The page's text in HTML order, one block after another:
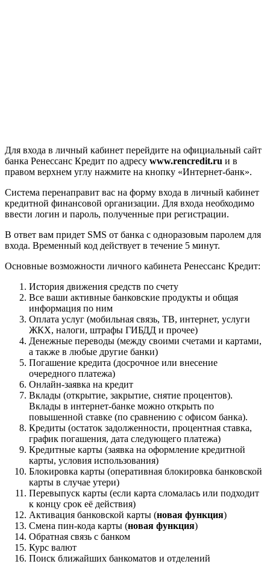
Для входа в личный кабинет перейдите на официальный сайт
банка Ренессанс Кредит по адресу www.rencredit.ru и в
правом верхнем углу нажмите на кнопку «Интернет-банк».
Система перенаправит вас на форму входа в личный кабинет
кредитной финансовой организации. Для входа необходимо
ввести логин и пароль, полученные при регистрации.
В ответ вам придет SMS от банка с одноразовым паролем для
входа. Временный код действует в течение 5 минут.
Основные возможности личного кабинета Ренессанс Кредит:
История движения средств по счету
Все ваши активные банковские продукты и общая
информация по ним
Оплата услуг (мобильная связь, ТВ, интернет, услуги
ЖКХ, налоги, штрафы ГИБДД и прочее)
Денежные переводы (между своими счетами и картами,
а также в любые другие банки)
Погашение кредита (досрочное или внесение
очередного платежа)
Онлайн-заявка на кредит
Вклады (открытие, закрытие, снятие процентов).
Вклады в интернет-банке можно открыть по
повышенной ставке (по сравнению с офисом банка).
Кредиты (остаток задолженности, процентная ставка,
график погашения, дата следующего платежа)
Кредитные карты (заявка на оформление кредитной
карты, условия использования)
Блокировка карты (оперативная блокировка банковской
карты в случае утери)
Перевыпуск карты (если карта сломалась или подходит
к концу срок её действия)
Активация банковской карты (новая функция)
Смена пин-кода карты (новая функция)
Обратная связь с банком
Курс валют
Поиск ближайших банкоматов и отделений